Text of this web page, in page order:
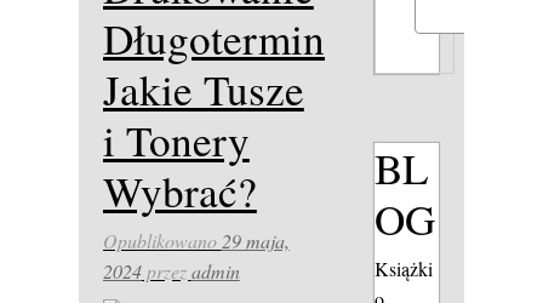
Długoterminowe:
Jakie Tusze
i Tonery
Wybrać?
Opublikowano 29 maja,
2024przezadmin
BL
OG
Książki